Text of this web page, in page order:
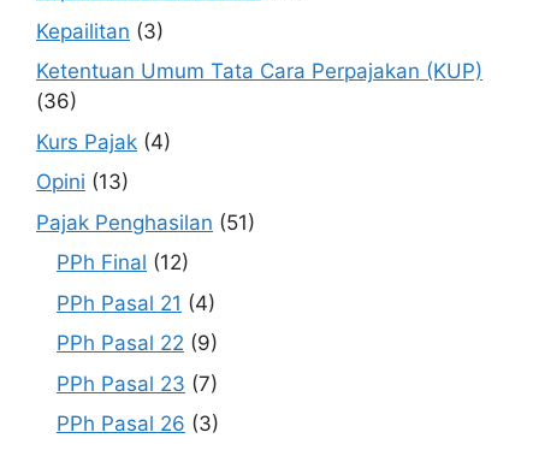
Kepailitan (3)
Ketentuan Umum Tata Cara Perpajakan (KUP)
(36)
Kurs Pajak (4)
Opini (13)
Pajak Penghasilan (51)
PPh Final (12)
PPh Pasal 21 (4)
PPh Pasal 22 (9)
PPh Pasal 23 (7)
PPh Pasal 26 (3)